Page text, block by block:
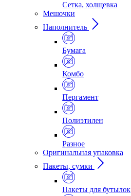
Сетка, холщевка
Мешочки
Наполнитель
Бумага
Комбо
Пергамент
Полиэтилен
Разное
Оригинальная упаковка
Пакеты, сумки
Пакеты для бутылок